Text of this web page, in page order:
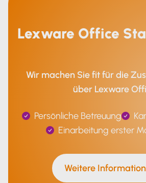
Lexware Office
Wir machen Sie fit für die
über Lexware
Persönliche Betreuung
Einarbeitung erster
Weitere